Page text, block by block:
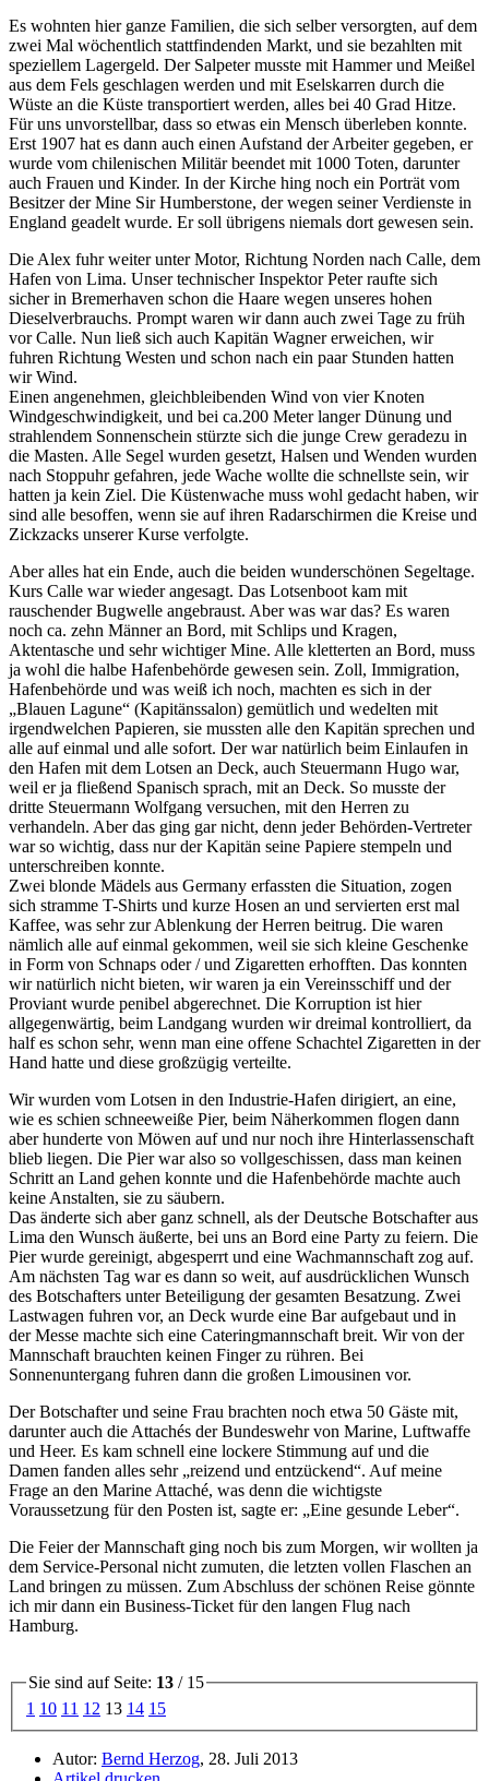
Es wohnten hier ganze Familien, die sich selber versorgten, auf dem
zwei Mal wöchentlich stattfindenden Markt, und sie bezahlten mit
speziellem Lagergeld. Der Salpeter musste mit Hammer und Meißel
aus dem Fels geschlagen werden und mit Eselskarren durch die
Wüste an die Küste transportiert werden, alles bei 40 Grad Hitze.
Für uns unvorstellbar, dass so etwas ein Mensch überleben konnte.
Erst 1907 hat es dann auch einen Aufstand der Arbeiter gegeben, er
wurde vom chilenischen Militär beendet mit 1000 Toten, darunter
auch Frauen und Kinder. In der Kirche hing noch ein Porträt vom
Besitzer der Mine Sir Humberstone, der wegen seiner Verdienste in
England geadelt wurde. Er soll übrigens niemals dort gewesen sein.
Die Alex fuhr weiter unter Motor, Richtung Norden nach Calle, dem
Hafen von Lima. Unser technischer Inspektor Peter raufte sich
sicher in Bremerhaven schon die Haare wegen unseres hohen
Dieselverbrauchs. Prompt waren wir dann auch zwei Tage zu früh
vor Calle. Nun ließ sich auch Kapitän Wagner erweichen, wir
fuhren Richtung Westen und schon nach ein paar Stunden hatten
wir Wind.
Einen angenehmen, gleichbleibenden Wind von vier Knoten
Windgeschwindigkeit, und bei ca.200 Meter langer Dünung und
strahlendem Sonnenschein stürzte sich die junge Crew geradezu in
die Masten. Alle Segel wurden gesetzt, Halsen und Wenden wurden
nach Stoppuhr gefahren, jede Wache wollte die schnellste sein, wir
hatten ja kein Ziel. Die Küstenwache muss wohl gedacht haben, wir
sind alle besoffen, wenn sie auf ihren Radarschirmen die Kreise und
Zickzacks unserer Kurse verfolgte.
Aber alles hat ein Ende, auch die beiden wunderschönen Segeltage.
Kurs Calle war wieder angesagt. Das Lotsenboot kam mit
rauschender Bugwelle angebraust. Aber was war das? Es waren
noch ca. zehn Männer an Bord, mit Schlips und Kragen,
Aktentasche und sehr wichtiger Mine. Alle kletterten an Bord, muss
ja wohl die halbe Hafenbehörde gewesen sein. Zoll, Immigration,
Hafenbehörde und was weiß ich noch, machten es sich in der
Blauen Lagune
(Kapitänssalon) gemütlich und wedelten mit
irgendwelchen Papieren, sie mussten alle den Kapitän sprechen und
alle auf einmal und alle sofort. Der war natürlich beim Einlaufen in
den Hafen mit dem Lotsen an Deck, auch Steuermann Hugo war,
weil er ja fließend Spanisch sprach, mit an Deck. So musste der
dritte Steuermann Wolfgang versuchen, mit den Herren zu
verhandeln. Aber das ging gar nicht, denn jeder Behörden-Vertreter
war so wichtig, dass nur der Kapitän seine Papiere stempeln und
unterschreiben konnte.
Zwei blonde Mädels aus Germany erfassten die Situation, zogen
sich stramme T-Shirts und kurze Hosen an und servierten erst mal
Kaffee, was sehr zur Ablenkung der Herren beitrug. Die waren
nämlich alle auf einmal gekommen, weil sie sich kleine Geschenke
in Form von Schnaps oder / und Zigaretten erhofften. Das konnten
wir natürlich nicht bieten, wir waren ja ein Vereinsschiff und der
Proviant wurde penibel abgerechnet. Die Korruption ist hier
allgegenwärtig, beim Landgang wurden wir dreimal kontrolliert, da
half es schon sehr, wenn man eine offene Schachtel Zigaretten in der
Hand hatte und diese großzügig verteilte.
Wir wurden vom Lotsen in den Industrie-Hafen dirigiert, an eine,
wie es schien schneeweiße Pier, beim Näherkommen flogen dann
aber hunderte von Möwen auf und nur noch ihre Hinterlassenschaft
blieb liegen. Die Pier war also so vollgeschissen, dass man keinen
Schritt an Land gehen konnte und die Hafenbehörde machte auch
keine Anstalten, sie zu säubern.
Das änderte sich aber ganz schnell, als der Deutsche Botschafter aus
Lima den Wunsch äußerte, bei uns an Bord eine Party zu feiern. Die
Pier wurde gereinigt, abgesperrt und eine Wachmannschaft zog auf.
Am nächsten Tag war es dann so weit, auf ausdrücklichen Wunsch
des Botschafters unter Beteiligung der gesamten Besatzung. Zwei
Lastwagen fuhren vor, an Deck wurde eine Bar aufgebaut und in
der Messe machte sich eine Cateringmannschaft breit. Wir von der
Mannschaft brauchten keinen Finger zu rühren. Bei
Sonnenuntergang fuhren dann die großen Limousinen vor.
Der Botschafter und seine Frau brachten noch etwa 50 Gäste mit,
darunter auch die Attachés der Bundeswehr von Marine, Luftwaffe
und Heer. Es kam schnell eine lockere Stimmung auf und die
Damen fanden alles sehr reizend und entzückend . Auf meine
Frage an den Marine Attaché, was denn die wichtigste
Voraussetzung für den Posten ist, sagte er:
Eine gesunde Leber .
Die Feier der Mannschaft ging noch bis zum Morgen, wir wollten ja
dem Service-Personal nicht zumuten, die letzten vollen Flaschen an
Land bringen zu müssen. Zum Abschluss der schönen Reise gönnte
ich mir dann ein Business-Ticket für den langen Flug nach
Hamburg.
Sie sind auf Seite: 13 / 15
1 10 11 12 13 14 15
Autor: Bernd Herzog, 28. Juli 2013